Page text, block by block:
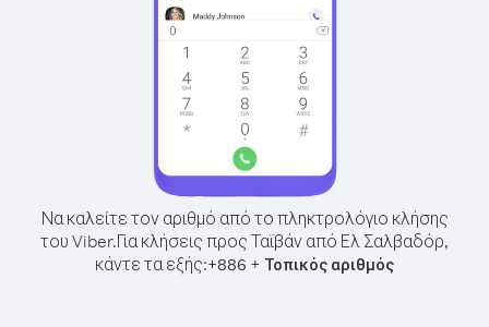
Να καλείτε τον αριθμό από το πληκτρολόγιο κλήσης
του Viber.Για κλήσεις προς Ταϊβάν από Ελ Σαλβαδόρ,
κάντε τα εξής:+886 + Τοπικός αριθμός